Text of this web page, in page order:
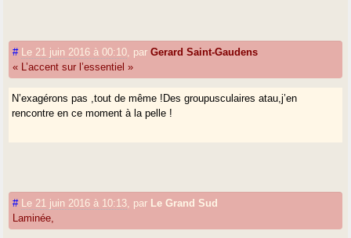
# Le 21 juin 2016 à 00:10 parGerard Saint-Gaudens
« L’accent sur l’essentiel »
N’exagérons pas ,tout de même !Des groupusculaires atau,j’en
rencontre en ce moment à la pelle !
# Le 21 juin 2016 à 10:13 par Le Grand Sud
Laminée,